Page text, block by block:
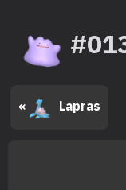
« Lapras